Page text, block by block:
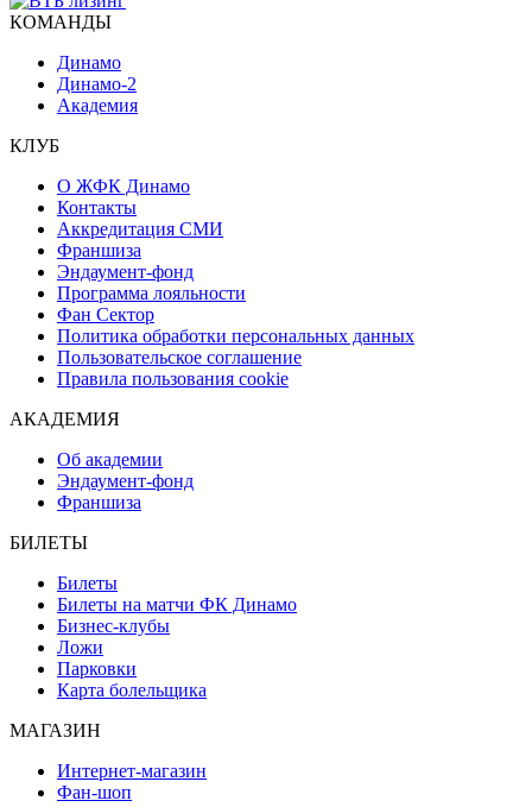
КОМАНДЫ
Динамо
Динамо-2
Академия
КЛУБ
О ЖФК Динамо
Контакты
Аккредитация СМИ
Франшиза
Эндаумент-фонд
Программа лояльности
Фан Сектор
Политика обработки персональных данных
Пользовательское соглашение
Правила пользования cookie
АКАДЕМИЯ
Об академии
Эндаумент-фонд
Франшиза
БИЛЕТЫ
Билеты
Билеты на матчи ФК Динамо
Бизнес-клубы
Ложи
Парковки
Карта болельщика
МАГАЗИН
Интернет-магазин
Фан-шоп